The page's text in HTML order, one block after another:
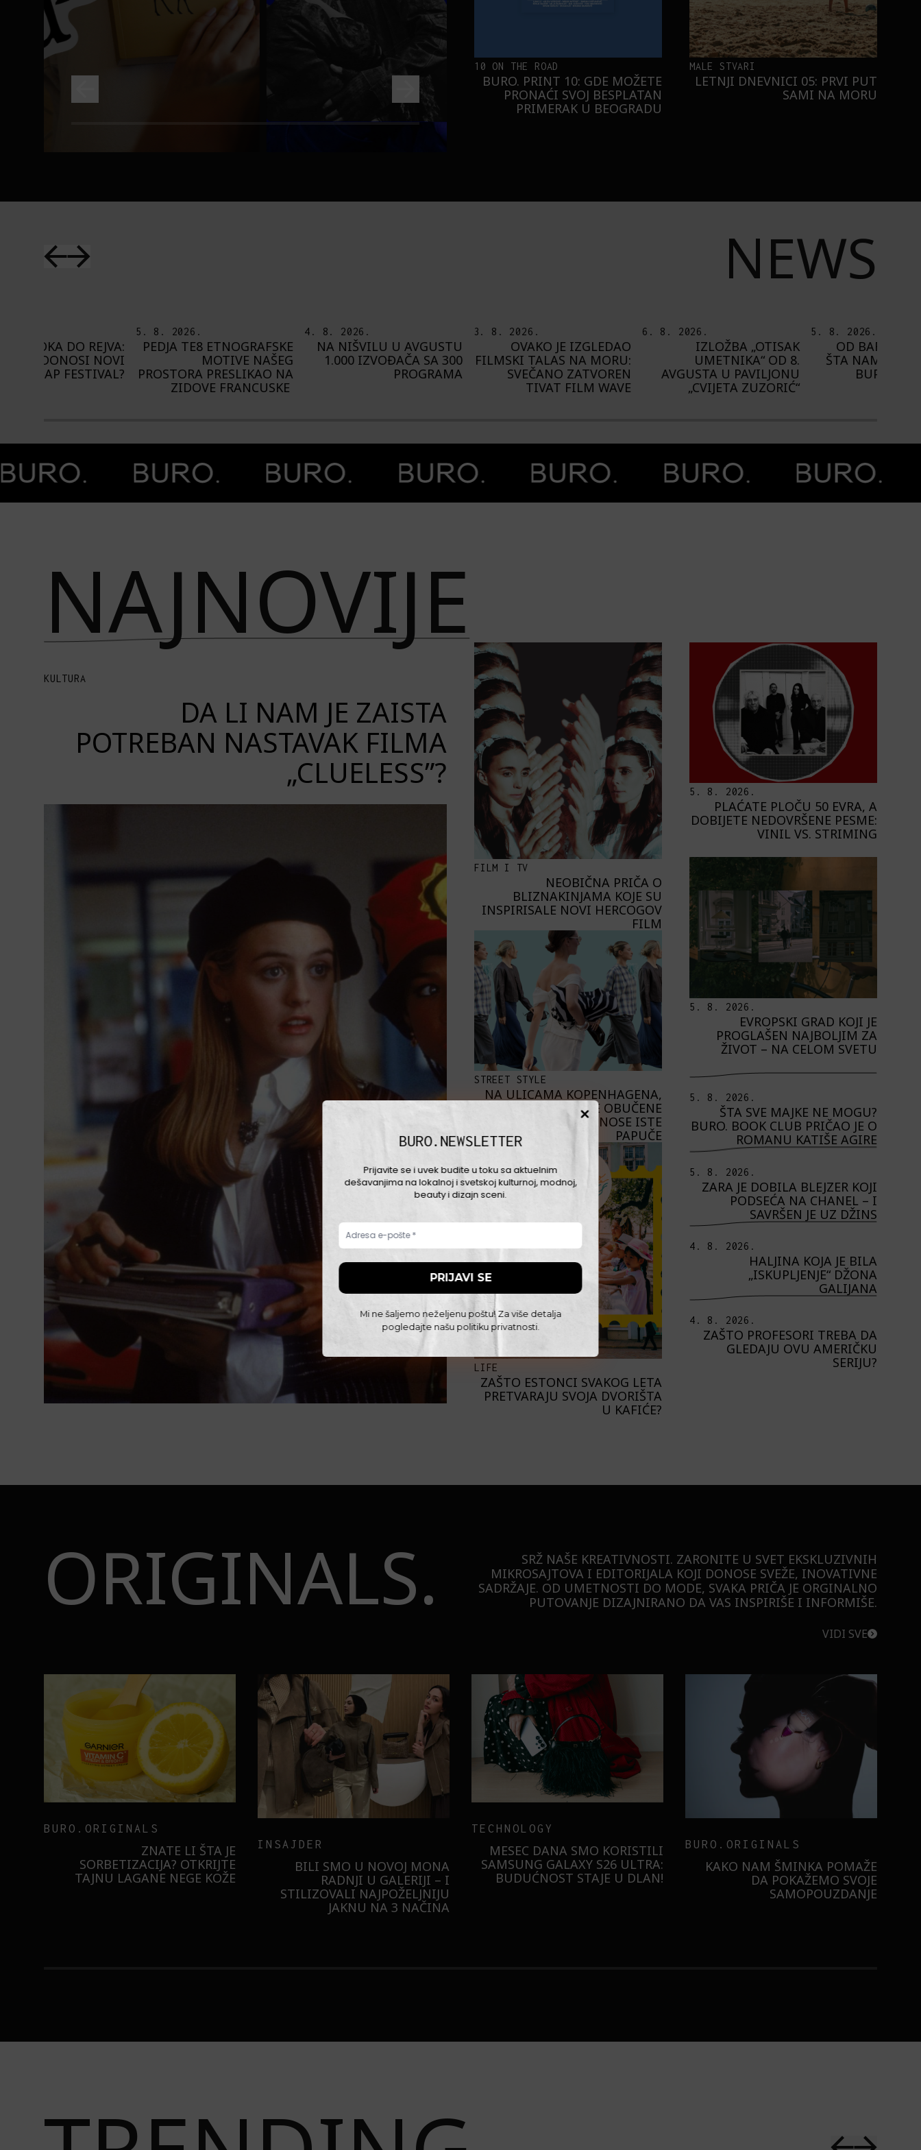
10 ON THE ROAD
BURO. PRINT 10: GDE MOŽETE
PRONAĆI SVOJ BESPLATAN
PRIMERAK U BEOGRADU
MALE STVARI
LETNJI DNEVNICI 05: PRVI PUT
SAMI NA MORU
NEWS
PEDJA TE8 ETNOGRAFSKE
MOTIVE NAŠEG
PROSTORA PRESLIKAO NA
ZIDOVE FRANCUSKE
NA NIŠVILU U AVGUSTU
1.000 IZVOĐAČA SA 300
OVAKO JE IZGLEDAO
FILMSKI TALAS NA MORU:
SVEČANO ZATVOREN
TIVAT FILM WAVE
IZLOŽBA „OTISAK
UMETNIKA“ OD 8.
AVGUSTA U PAVILJONU
„CVIJETA ZUZORIĆ“
OD BAROKA DO REJVA:
ŠTA NAM DONOSI NOVI
BUPBAP FESTIVAL?
NAJNOVIJE
KULTURA
DA LI NAM JE ZAISTA
POTREBAN NASTAVAK FILMA
„CLUELESS”?
FILM I TV
NEOBIČNA PRIČA O
BLIZNAKINJAMA KOJE SU
INSPIRISALE NOVI HERCOGOV
FILM
STREET STYLE
NA ULICAMA KOPENHAGENA,
NAJBOLJE OBUČENE
SKANDINAVKE NOSE ISTE
PAPUČE
LIFE
ZAŠTO ESTONCI SVAKOG LETA
PRETVARAJU SVOJA DVORIŠTA
U KAFIĆE?
5. 8. 2026.
PLAĆATE PLOČU 50 EVRA, A
DOBIJETE NEDOVRŠENE PESME:
VINIL VS. STRIMING
5. 8. 2026.
EVROPSKI GRAD KOJI JE
PROGLAŠEN NAJBOLJIM ZA
ŽIVOT – NA CELOM SVETU
5. 8. 2026.
ŠTA SVE MAJKE NE MOGU?
BURO. BOOK CLUB PRIČAO JE O
ROMANU KATIŠE AGIRE
5. 8. 2026.
ZARA JE DOBILA BLEJZER KOJI
PODSEĆA NA CHANEL – I
SAVRŠEN JE UZ DŽINS
4. 8. 2026.
HALJINA KOJA JE BILA
„ISKUPLJENJE“ DŽONA
GALIJANA
4. 8. 2026.
ZAŠTO PROFESORI TREBA DA
GLEDAJU OVU AMERIČKU
SERIJU?
ORIGINALS.
SRŽ NAŠE KREATIVNOSTI. ZARONITE U SVET EKSKLUZIVNIH
MIKROSAJTOVA I EDITORIJALA KOJI DONOSE SVEŽE, INOVATIVNE
SADRŽAJE. OD UMETNOSTI DO MODE, SVAKA PRIČA JE ORGINALNO
PUTOVANJE DIZAJNIRANO DA VAS INSPIRIŠE I INFORMIŠE.
VIDI SVE
BURO.ORIGINALS
ZNATE LI ŠTA JE
SORBETIZACIJA? OTKRIJTE
TAJNU LAGANE NEGE KOŽE
INSAJDER
BILI SMO U NOVOJ MONA
RADNJI U GALERIJI – I
STILIZOVALI NAJPOŽELJNIJU
JAKNU NA 3 NAČINA
TECHNOLOGY
MESEC DANA SMO KORISTILI
SAMSUNG GALAXY S26 ULTRA:
BUDUĆNOST STAJE U DLAN!
BURO.ORIGINALS
KAKO NAM ŠMINKA POMAŽE
DA POKAŽEMO SVOJE
SAMOPOUZDANJE
BURO.NEWSLETTER
Prijavite se i uvek budite u toku sa aktuelnim
dešavanjima na lokalnoj i svetskoj kulturnoj, modnoj,
beauty i dizajn sceni.
Mi ne šaljemo neželjenu poštu! Za više detalja
pogledajte našu politiku privatnosti.